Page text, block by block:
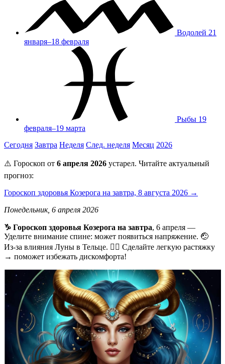
Водолей 21
января–18 февраля
Рыбы 19
февраля–19 марта
Сегодня Завтра Неделя След. неделя Месяц 2026
⚠️ Гороскоп от 6 апреля 2026 устарел. Читайте актуальный
прогноз:
Гороскоп здоровья Козерога на завтра, 8 августа 2026 →
Понедельник, 6 апреля 2026
♑ Гороскоп здоровья Козерога на завтра, 6 апреля —
Уделите внимание спине: может появиться напряжение. 🤕
Из-за влияния Луны в Тельце. 🧘‍♀️ Сделайте легкую растяжку
→ поможет избежать дискомфорта!